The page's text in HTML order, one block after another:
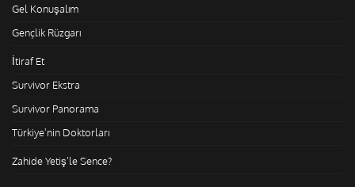
Gel Konuşalım
Gençlik Rüzgarı
İtiraf Et
Survivor Ekstra
Survivor Panorama
Türkiye'nin Doktorları
Zahide Yetiş'le Sence?